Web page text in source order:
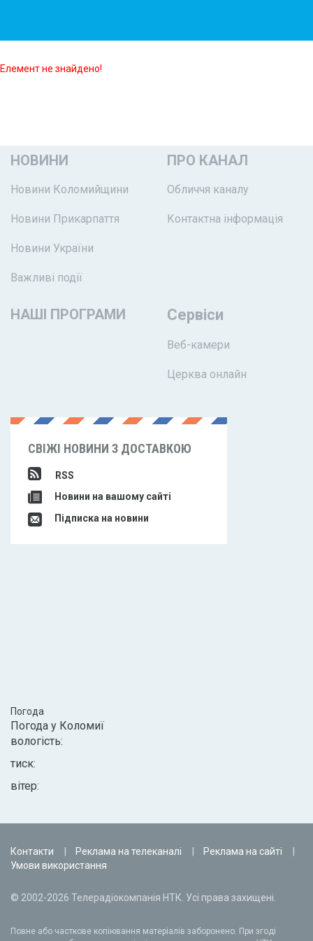
Елемент не знайдено!
НОВИНИ
Новини Коломийщини
Новини Прикарпаття
Новини України
Важливі події
ПРО КАНАЛ
Обличчя каналу
Контактна інформація
НАШІ ПРОГРАМИ Сервіси
Веб-камери
Церква онлайн
СВІЖІ НОВИНИ З ДОСТАВКОЮ
RSS
Новини на вашому сайті
Підписка на новини
Погода
Погода у Коломиї
вологість:
тиск:
вітер:
Контакти Реклама на телеканалі
Реклама на сайті
Умови використання
© 2002-2026 Телерадіокомпанія НТК. Усі права захищені.
Повне або часткове копіювання матеріалів заборонено. При згоді